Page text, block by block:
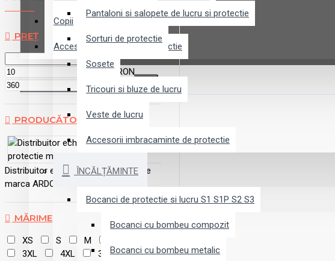
Copii
Accesorii echipamente protectie
Pantaloni si salopete de lucru si protectie
Sorturi de protectie
Sosete
Tricouri si bluze de lucru
Veste de lucru
Accesorii imbracaminte de protectie
ÎNCĂLȚĂMINTE
Bocanci de protectie si lucru S1 S1P S2 S3
Bocanci cu bombeu compozit
Bocanci cu bombeu metalic
PREȚ
RON
RON
PRODUCĂTORI
Distribuitor echipamente de protectie
marca ARDON
MĂRIME
XS S M
3XL
4XL 36 cm
56